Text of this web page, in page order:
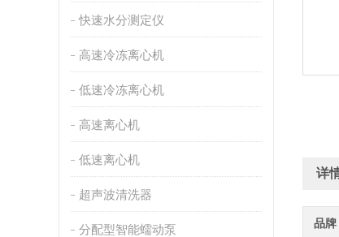
快速水分测定仪
高速冷冻离心机
低速冷冻离心机
高速离心机
低速离心机
超声波清洗器
分配型智能蠕动泵
详
品牌